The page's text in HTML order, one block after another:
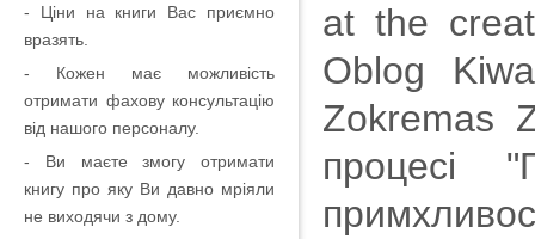
at the
Oblog
Zokremas
процесі
- Ціни на книги Вас приємно
вразять.
- Кожен має можливість
отримати фахову консультацію
від нашого персоналу.
- Ви маєте змогу отримати
книгу про яку Ви давно мріяли
не виходячи з дому.